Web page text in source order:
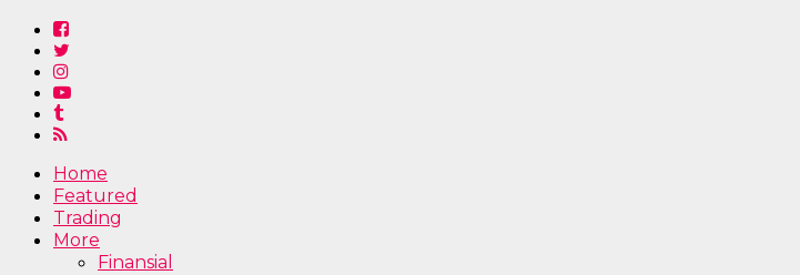
Home
Featured
Trading
More
Finansial